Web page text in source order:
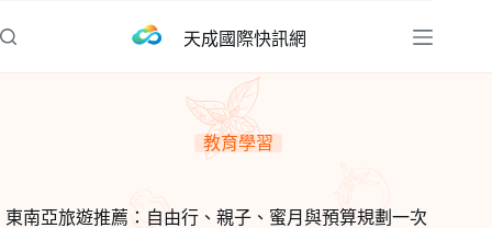
至
天成國際快訊網
教育學習
東南亞旅遊推薦：自由行、親子、蜜月與預算規劃一次